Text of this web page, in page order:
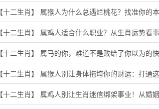
【十二生肖】 属猴人为什么总遇烂桃花？找准你的
【十二生肖】 属鸡人适合什么职业？从生肖运势看
【十二生肖】 属马的你，难道不是败给了你以为的
【十二生肖】 属猴人别让身体拖垮你的财运：打通
【十二生肖】 属鸡人别让生肖迷信绑架事业！从